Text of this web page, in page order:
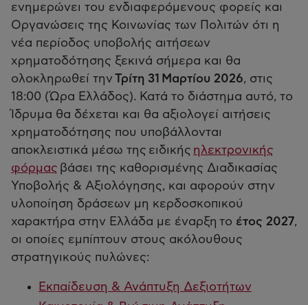
ενημερώνει του ενδιαφερόμενους φορείς και
Οργανώσεις της Κοινωνίας των Πολιτών ότι η
νέα περίοδος υποβολής αιτήσεων
χρηματοδότησης ξεκινά σήμερα και θα
ολοκληρωθεί την Τρίτη 31 Μαρτίου 2026, στις
18:00 (Ώρα Ελλάδος). Κατά το διάστημα αυτό, το
Ίδρυμα θα δέχεται και θα αξιολογεί αιτήσεις
χρηματοδότησης που υποβάλλονται
αποκλειστικά μέσω της ειδικής ηλεκτρονικής
φόρμας βάσει της καθορισμένης Διαδικασίας
Υποβολής & Αξιολόγησης, και αφορούν στην
υλοποίηση δράσεων μη κερδοσκοπικού
χαρακτήρα στην Ελλάδα με έναρξη το έτος 2027,
οι οποίες εμπίπτουν στους ακόλουθους
στρατηγικούς πυλώνες:
Εκπαίδευση & Ανάπτυξη Δεξιοτήτων